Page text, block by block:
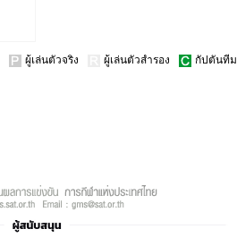
ผู้เล่นตัวจริง ผู้เล่นตัวสำรอง กัปตันทีม